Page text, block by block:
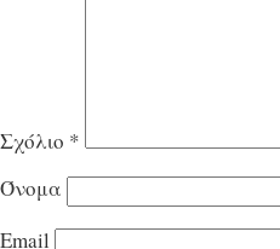
Σχόλιο *
Όνομα
Email